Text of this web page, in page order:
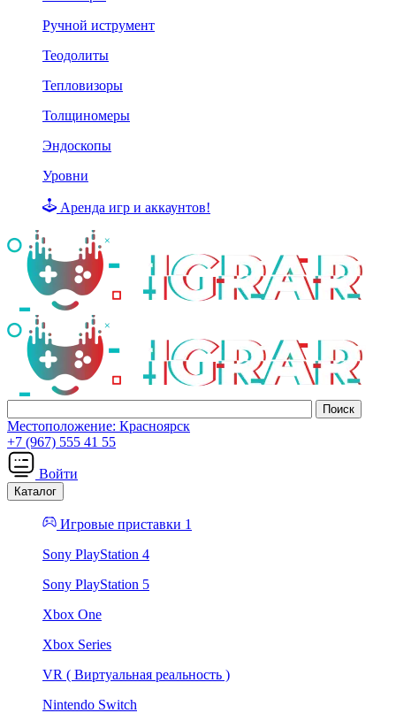
Ручной иструмент
Теодолиты
Тепловизоры
Толщиномеры
Эндоскопы
Уровни
Аренда игр и аккаунтов!
Местоположение: Красноярск
+7 (967) 555 41 55
Войти
Каталог
Игровые приставки 1
Sony PlayStation 4
Sony PlayStation 5
Xbox One
Xbox Series
VR ( Виртуальная реальность )
Nintendo Switch